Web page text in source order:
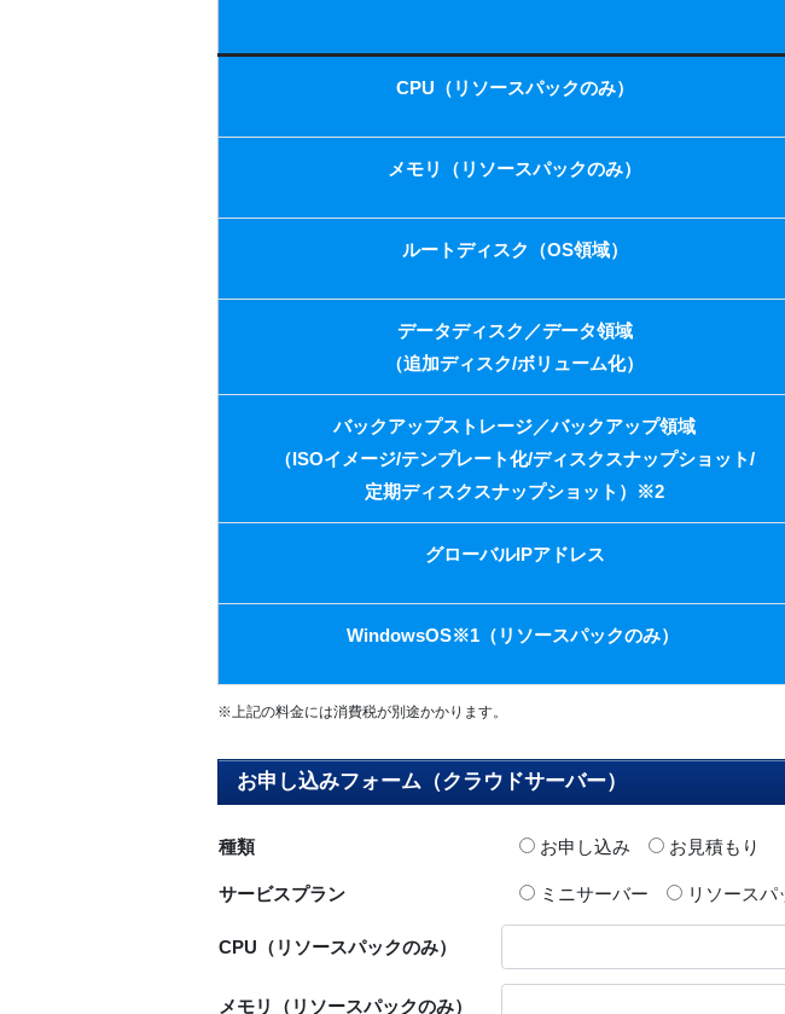
CPU（リソースパックのみ）
メモリ（リソースパックのみ）
ルートディスク（OS領域）
データディスク／データ領域
（追加ディスク/ボリューム化）
バックアップストレージ／バックアップ領域
（ISOイメージ/テンプレート化/ディスクスナップショット/
定期ディスクスナップショット）※2
グローバルIPアドレス
WindowsOS※1（リソースパックのみ）
※上記の料金には消費税が別途かかります。
お申し込みフォーム（クラウドサーバー）
種類 お申し込み お見積もり
サービスプラン ミニサーバー リソースパ
CPU（リソースパックのみ）
メモリ（リソースパックのみ）